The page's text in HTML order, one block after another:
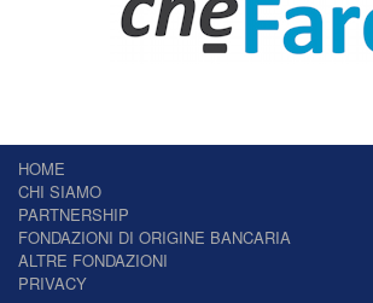
HOME
CHI SIAMO
PARTNERSHIP
FONDAZIONI DI ORIGINE BANCARIA
ALTRE FONDAZIONI
PRIVACY